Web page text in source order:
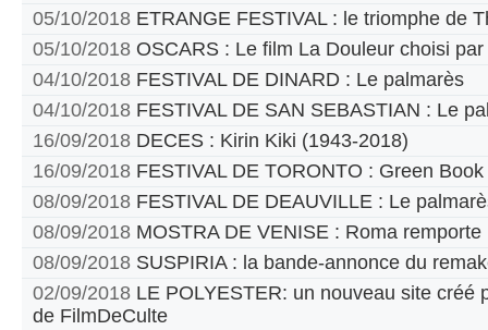
05/10/2018 ETRANGE FESTIVAL : le triomphe de
05/10/2018 OSCARS : Le film La Douleur choisi
04/10/2018 FESTIVAL DE DINARD : Le palmarès
04/10/2018 FESTIVAL DE SAN SEBASTIAN : Le
16/09/2018 DECES : Kirin Kiki (1943-2018)
16/09/2018 FESTIVAL DE TORONTO : Green
08/09/2018 FESTIVAL DE DEAUVILLE : Le
08/09/2018 MOSTRA DE VENISE : Roma remporte
08/09/2018 SUSPIRIA : la bande-annonce du
02/09/2018 LE POLYESTER: un nouveau site créé
de FilmDeCulte